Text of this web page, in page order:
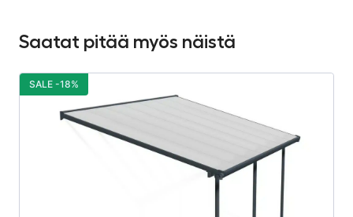
Saatat pitää myös näistä
SALE -18%